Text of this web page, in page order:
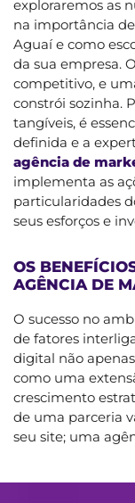
exploraremos as
na importância
Aguaí e como
da sua empresa.
competitivo, e
constrói sozinha.
tangíveis, é
definida e a
agência de
implementa as
particularidades
seus esforços e
OS
AGÊNCIA DE
O sucesso no
de fatores
digital não
como uma
crescimento
de uma parceria
seu site; uma